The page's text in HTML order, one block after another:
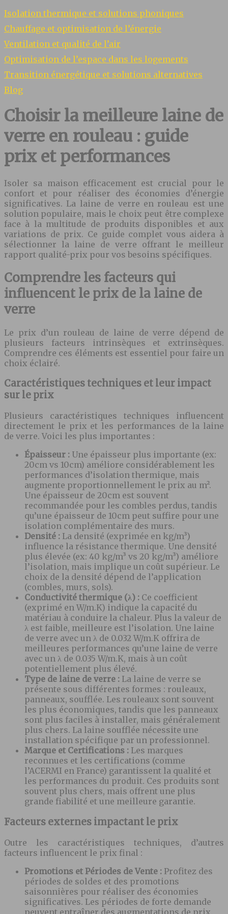
Isolation thermique et solutions phoniques
Chauffage et optimisation de l’énergie
Ventilation et qualité de l’air
Optimisation de l’espace dans les logements
Transition énergétique et solutions alternatives
Blog
Choisir la meilleure laine de
verre en rouleau : guide
prix et performances
Isoler sa maison efficacement est crucial pour le
confort et pour réaliser des économies d’énergie
significatives. La laine de verre en rouleau est une
solution populaire, mais le choix peut être complexe
face à la multitude de produits disponibles et aux
variations de prix. Ce guide complet vous aidera à
sélectionner la laine de verre offrant le meilleur
rapport qualité-prix pour vos besoins spécifiques.
Comprendre les facteurs qui
influencent le prix de la laine de
verre
Le prix d’un rouleau de laine de verre dépend de
plusieurs facteurs intrinsèques et extrinsèques.
Comprendre ces éléments est essentiel pour faire un
choix éclairé.
Caractéristiques techniques et leur impact
sur le prix
Plusieurs caractéristiques techniques influencent
directement le prix et les performances de la laine
de verre. Voici les plus importantes :
Épaisseur : Une épaisseur plus importante (ex:
20cm vs 10cm) améliore considérablement les
performances d’isolation thermique, mais
augmente proportionnellement le prix au m².
Une épaisseur de 20cm est souvent
recommandée pour les combles perdus, tandis
qu’une épaisseur de 10cm peut suffire pour une
isolation complémentaire des murs.
Densité : La densité (exprimée en kg/m³)
influence la résistance thermique. Une densité
plus élevée (ex: 40 kg/m³ vs 20 kg/m³) améliore
l’isolation, mais implique un coût supérieur. Le
choix de la densité dépend de l’application
(combles, murs, sols).
Conductivité thermique (λ) : Ce coefficient
(exprimé en W/m.K) indique la capacité du
matériau à conduire la chaleur. Plus la valeur de
λ est faible, meilleure est l’isolation. Une laine
de verre avec un λ de 0.032 W/m.K offrira de
meilleures performances qu’une laine de verre
avec un λ de 0.035 W/m.K, mais à un coût
potentiellement plus élevé.
Type de laine de verre : La laine de verre se
présente sous différentes formes : rouleaux,
panneaux, soufflée. Les rouleaux sont souvent
les plus économiques, tandis que les panneaux
sont plus faciles à installer, mais généralement
plus chers. La laine soufflée nécessite une
installation spécifique par un professionnel.
Marque et Certifications : Les marques
reconnues et les certifications (comme
l’ACERMI en France) garantissent la qualité et
les performances du produit. Ces produits sont
souvent plus chers, mais offrent une plus
grande fiabilité et une meilleure garantie.
Facteurs externes impactant le prix
Outre les caractéristiques techniques, d’autres
facteurs influencent le prix final :
Promotions et Périodes de Vente : Profitez des
périodes de soldes et des promotions
saisonnières pour réaliser des économies
significatives. Les périodes de forte demande
peuvent entraîner des augmentations de prix.